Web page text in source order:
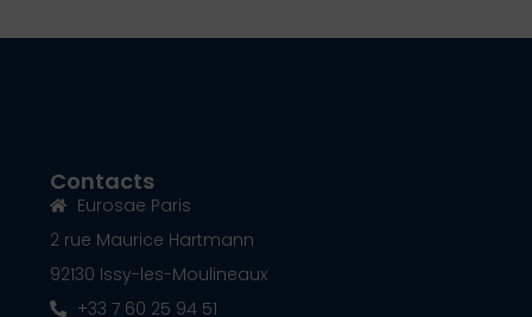
Contacts
Eurosae Paris
2 rue Maurice Hartmann
92130 Issy-les-Moulineaux
+33 7 60 25 94 51